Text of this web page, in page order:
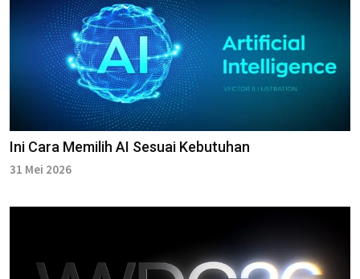
Ini Cara Memilih AI Sesuai Kebutuhan
31 Mei 2026